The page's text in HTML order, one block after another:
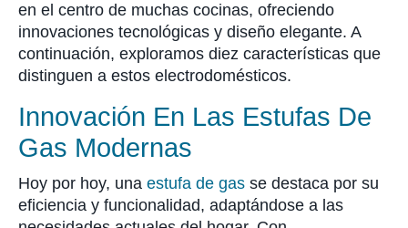
en el centro de muchas cocinas, ofreciendo
innovaciones tecnológicas y diseño elegante. A
continuación, exploramos diez características que
distinguen a estos electrodomésticos.
Innovación En Las Estufas De
Gas Modernas
Hoy por hoy, una estufa de gas se destaca por su
eficiencia y funcionalidad, adaptándose a las